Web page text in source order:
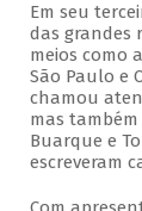
Em seu
das grandes
meios como
São Paulo e
chamou
mas
Buarque e
escreveram